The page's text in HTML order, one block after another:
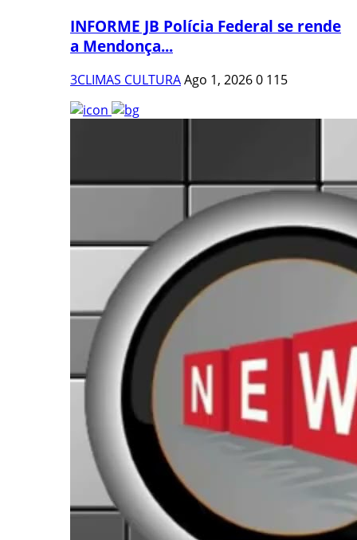
INFORME JB Polícia Federal se rende
a Mendonça...
3CLIMAS CULTURAAgo 1, 20260 115